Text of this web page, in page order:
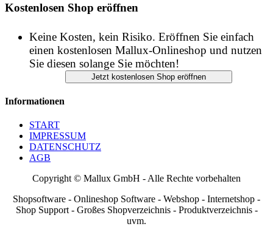
Keine Kosten, kein Risiko. Eröffnen Sie einfach
Sie diesen solange Sie möchten!
START
IMPRESSUM
AGB
Copyright © Mallux GmbH - Alle Rechte vorbehalten
Shop Support - Großes Shopverzeichnis - Produktverzeichnis -